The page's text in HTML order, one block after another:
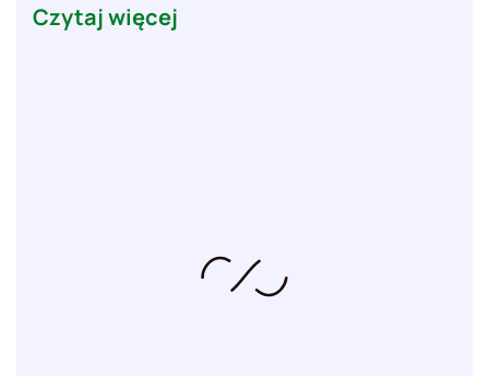
Czytaj więcej